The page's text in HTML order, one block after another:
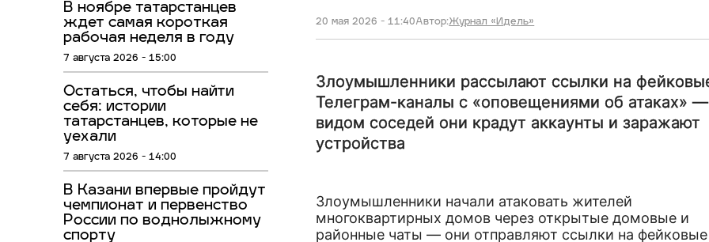
В ноябре татарстанцев
ждет самая короткая
рабочая неделя в году
7 августа 2026 - 15:00
Остаться, чтобы найти
себя: истории
татарстанцев, которые не
уехали
7 августа 2026 - 14:00
В Казани впервые пройдут
чемпионат и первенство
России по воднолыжному
спорту
20 мая 2026 - 11:40Автор:Журнал «Идель»
Злоумышленники рассылают ссылки на
Телеграм-каналы с «оповещениями об атаках»
видом соседей они крадут аккаунты и заражают
устройства
Злоумышленники начали атаковать жителей
многоквартирных домов через открытые домовые и
районные чаты — они отправляют ссылки на фейковые